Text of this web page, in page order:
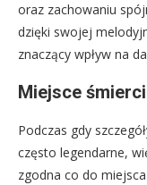
oraz zachowaniu
dzięki swojej
znaczący wpływ na
Miejsce śmierci
Podczas gdy
często legendarne,
zgodna co do